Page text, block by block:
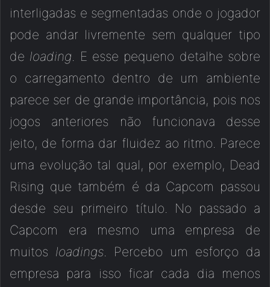
interligadas e segmentadas onde o jogador
pode andar livremente sem qualquer tipo
de loading. E esse pequeno detalhe sobre
o carregamento dentro de um ambiente
parece ser de grande importância, pois nos
jogos anteriores não funcionava desse
jeito, de forma dar fluidez ao ritmo. Parece
uma evolução tal qual, por exemplo, Dead
Rising que também é da Capcom passou
desde seu primeiro título. No passado a
Capcom era mesmo uma empresa de
muitos loadings. Percebo um esforço da
empresa para isso ficar cada dia menos